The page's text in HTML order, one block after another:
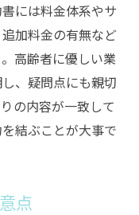
には料金体系やサ
加料金の有無など
高齢者に優しい業
、疑問点にも親切
の内容が一致して
結ぶことが大事で
点